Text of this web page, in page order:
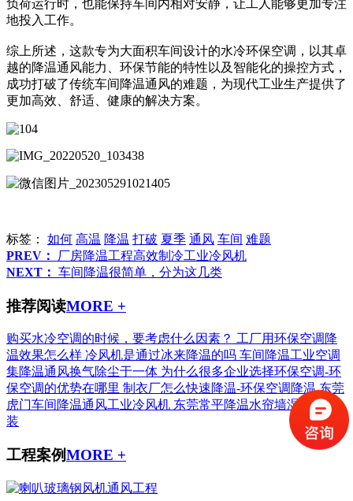
负荷运行时，也能保持车间内相对安静，让工人能够更加专注
地投入工作。
综上所述，这款专为大面积车间设计的水冷环保空调，以其卓
越的降温通风能力、环保节能的特性以及智能化的操控方式，
成功打破了传统车间降温通风的难题，为现代工业生产提供了
更加高效、舒适、健康的解决方案。
标签： 如何 高温 降温 打破 夏季 通风 车间 难题
PREV：
厂房降温工程高效制冷工业冷风机
NEXT： 车间降温很简单，分为这几类
推荐阅读MORE +
购买水冷空调的时候，要考虑什么因素？ 工厂用环保空调降
温效果怎么样 冷风机是通过冰来降温的吗 车间降温工业空调
集降温通风换气除尘于一体 为什么很多企业选择环保空调-环
保空调的优势在哪里 制衣厂怎么快速降温-环保空调降温 东莞
虎门车间降温通风工业冷风机 东莞常平降温水帘墙湿帘纸安
装
工程案例MORE +